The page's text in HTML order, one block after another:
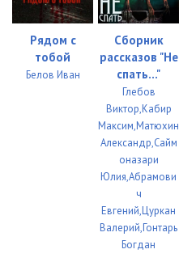
Рядом с
тобой
Белов Иван
Сборник
рассказов "Не
спать..."
Глебов
Виктор,Кабир
Максим,Матюхин
Александр,Сайм
оназари
Юлия,Абрамови
ч
Евгений,Цуркан
Валерий,Гонтарь
Богдан